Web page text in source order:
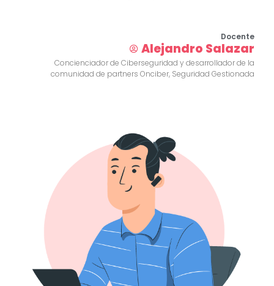
Docente
Alejandro Salazar
Concienciador de Ciberseguridad y desarrollador de la
comunidad de partners Onciber, Seguridad Gestionada